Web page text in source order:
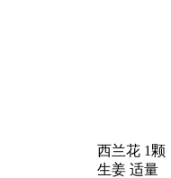
西兰花 1颗
生姜 适量